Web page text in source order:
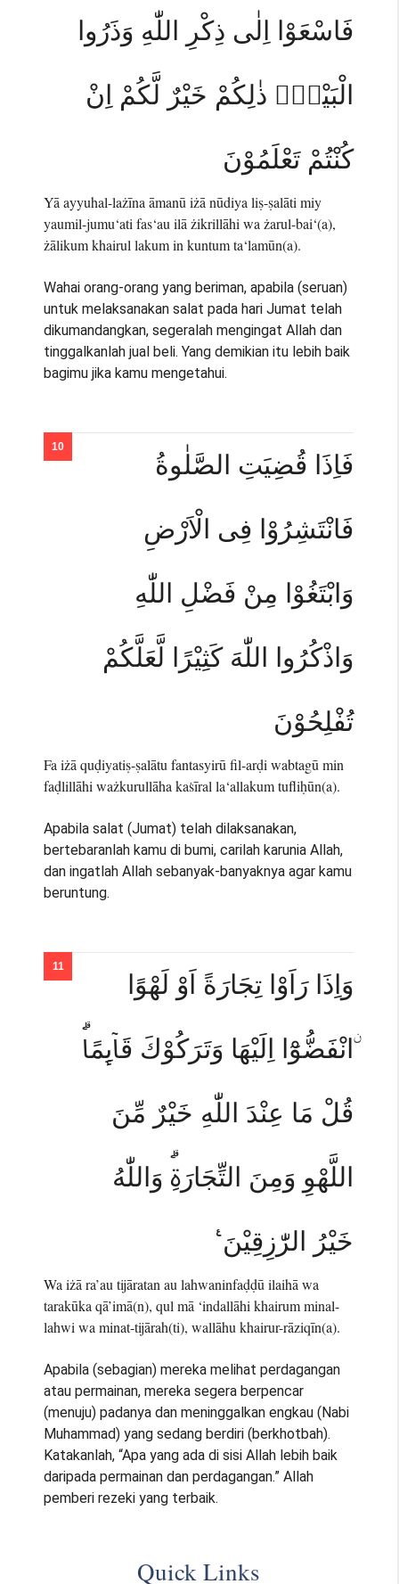
فَاسْعَوْا اِلٰى ذِكْرِ اللّٰهِ وَذَرُوا
الْبَيْعَۗ ذٰلِكُمْ خَيْرٌ لَّكُمْ اِنْ
كُنْتُمْ تَعْلَمُوْنَ
Yā ayyuhal-lażīna āmanū iżā nūdiya liṣ-ṣalāti miy
yaumil-jumu‘ati fas‘au ilā żikrillāhi wa żarul-bai‘(a),
żālikum khairul lakum in kuntum ta‘lamūn(a).
Wahai orang-orang yang beriman, apabila (seruan)
untuk melaksanakan salat pada hari Jumat telah
dikumandangkan, segeralah mengingat Allah dan
tinggalkanlah jual beli. Yang demikian itu lebih baik
bagimu jika kamu mengetahui.
فَاِذَا قُضِيَتِ الصَّلٰوةُ
فَانْتَشِرُوْا فِى الْاَرْضِ
وَابْتَغُوْا مِنْ فَضْلِ اللّٰهِ
وَاذْكُرُوا اللّٰهَ كَثِيْرًا لَّعَلَّكُمْ
تُفْلِحُوْنَ
Fa iżā quḍiyatiṣ-ṣalātu fantasyirū fil-arḍi wabtagū min
faḍlillāhi ważkurullāha kaṡīral la‘allakum tufliḥūn(a).
Apabila salat (Jumat) telah dilaksanakan,
bertebaranlah kamu di bumi, carilah karunia Allah,
dan ingatlah Allah sebanyak-banyaknya agar kamu
beruntung.
وَاِذَا رَاَوْا تِجَارَةً اَوْ لَهْوًا
ۨانْفَضُّوْٓا اِلَيْهَا وَتَرَكُوْكَ قَاۤىِٕمًاۗ
قُلْ مَا عِنْدَ اللّٰهِ خَيْرٌ مِّنَ
اللَّهْوِ وَمِنَ التِّجَارَةِۗ وَاللّٰهُ
خَيْرُ الرّٰزِقِيْنَ ࣖ
Wa iżā ra’au tijāratan au lahwaninfaḍḍū ilaihā wa
tarakūka qā’imā(n), qul mā ‘indallāhi khairum minal-
lahwi wa minat-tijārah(ti), wallāhu khairur-rāziqīn(a).
Apabila (sebagian) mereka melihat perdagangan
atau permainan, mereka segera berpencar
(menuju) padanya dan meninggalkan engkau (Nabi
Muhammad) yang sedang berdiri (berkhotbah).
Katakanlah, “Apa yang ada di sisi Allah lebih baik
daripada permainan dan perdagangan.” Allah
pemberi rezeki yang terbaik.
Quick Links